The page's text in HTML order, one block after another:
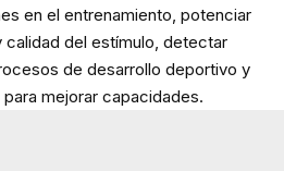
en el entrenamiento, potenciar
del estímulo, detectar
de desarrollo deportivo y
mejorar capacidades.